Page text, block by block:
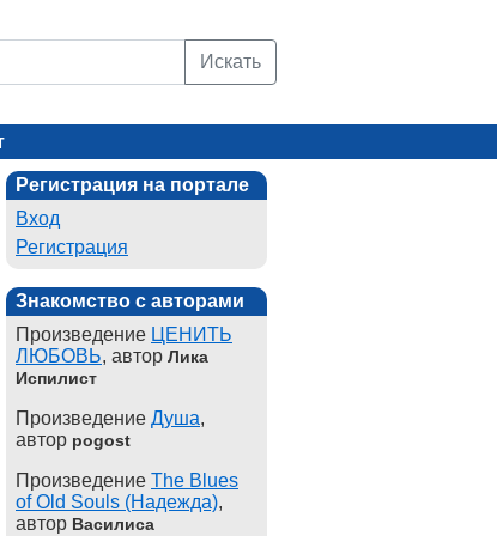
Искать
Регистрация на портале
Вход
Регистрация
Знакомство с авторами
Произведение ЦЕНИТЬ
ЛЮБОВЬ, автор Лика
Испилист
Произведение Душа,
автор pogost
Произведение The Blues
of Old Souls (Надежда),
автор Василиса